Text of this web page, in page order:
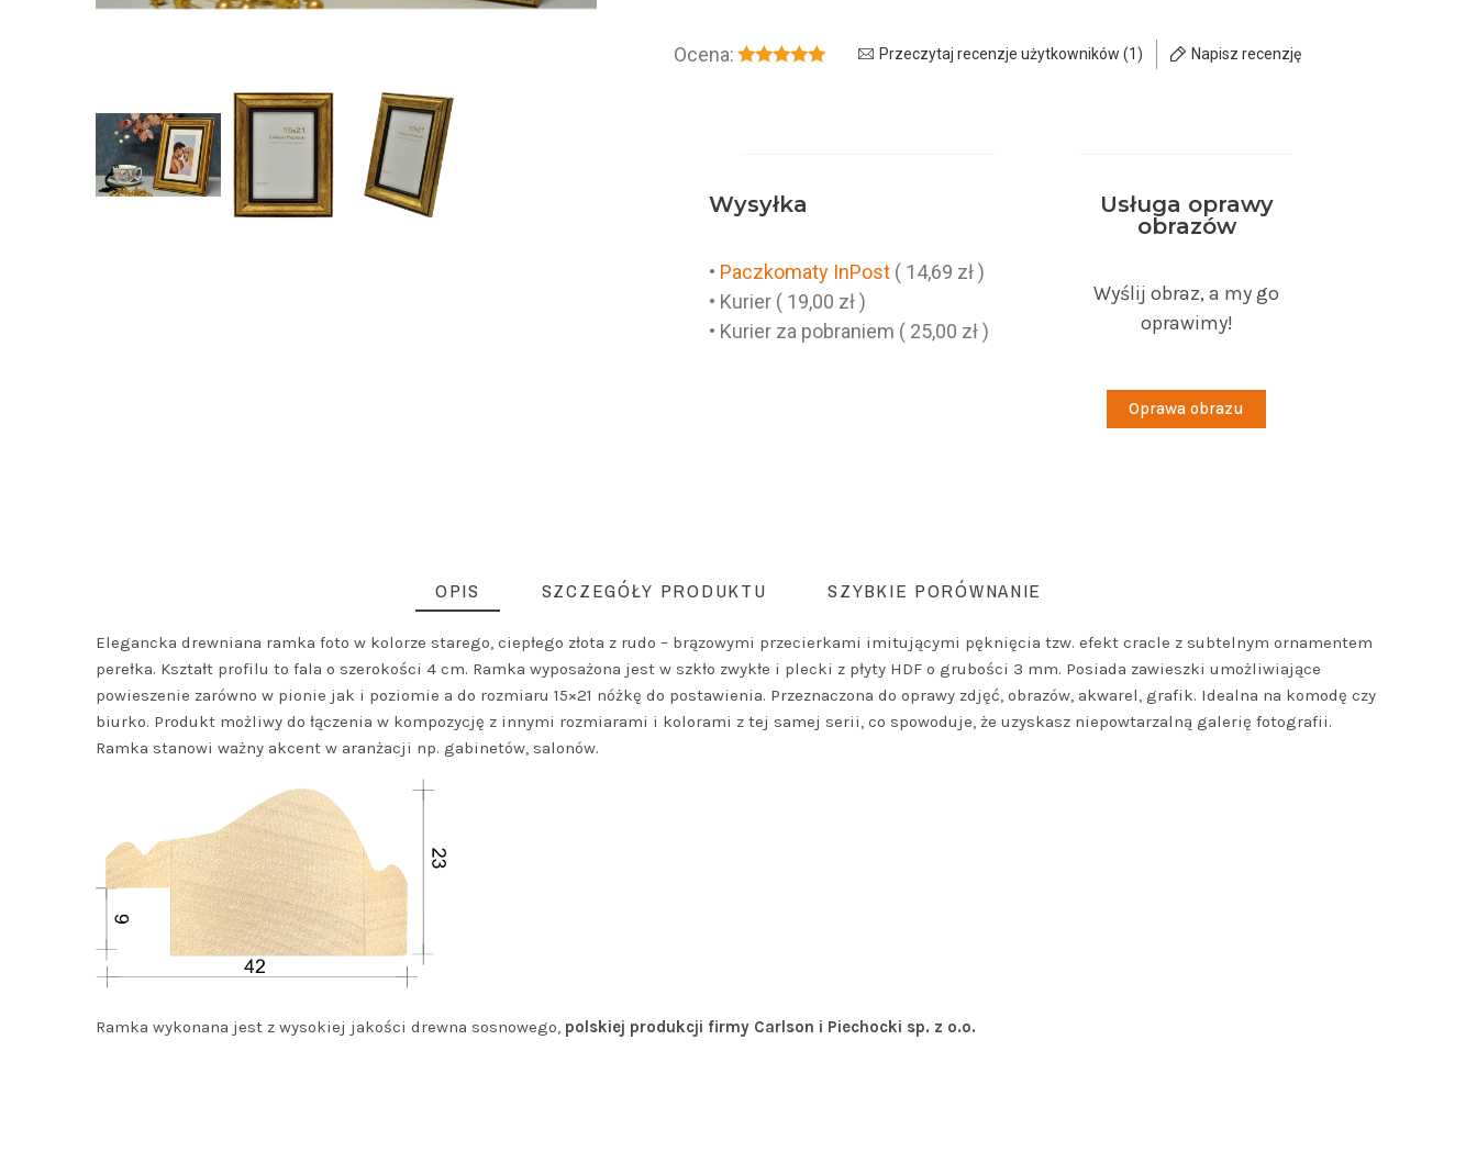
Ocena: Przeczytaj recenzje użytkowników (1) Napisz recenzję
Wysyłka
• Paczkomaty InPost ( 14,69 zł )
• Kurier ( 19,00 zł )
• Kurier za pobraniem ( 25,00 zł )
Usługa oprawy
obrazów
Wyślij obraz, a my go
oprawimy!
Oprawa obrazu
OPIS SZCZEGÓŁY PRODUKTU SZYBKIE PORÓWNANIE
Elegancka drewniana ramka foto w kolorze starego, ciepłego złota z rudo – brązowymi przecierkami imitującymi pęknięcia tzw. efekt cracle z subtelnym ornamentem
perełka. Kształt profilu to fala o szerokości 4 cm. Ramka wyposażona jest w szkło zwykłe i plecki z płyty HDF o grubości 3 mm. Posiada zawieszki umożliwiające
powieszenie zarówno w pionie jak i poziomie a do rozmiaru 15×21 nóżkę do postawienia. Przeznaczona do oprawy zdjęć, obrazów, akwarel, grafik. Idealna na komodę czy
biurko. Produkt możliwy do łączenia w kompozycję z innymi rozmiarami i kolorami z tej samej serii, co spowoduje, że uzyskasz niepowtarzalną galerię fotografii.
Ramka stanowi ważny akcent w aranżacji np. gabinetów, salonów.
Ramka wykonana jest z wysokiej jakości drewna sosnowego, polskiej produkcji firmy Carlson i Piechocki sp. z o.o.